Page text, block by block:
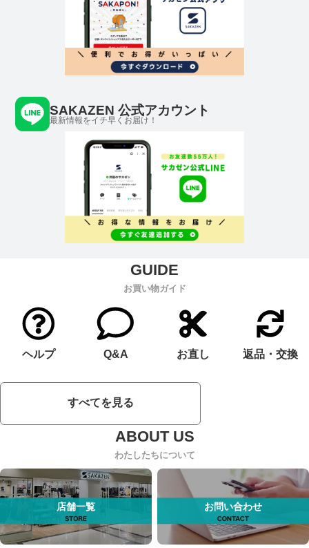
SAKAZEN 公式アカウント
最新情報をイチ早くお届け！
お買い物ガイド
ヘルプ Q&A お直し 返品・交換
すべてを見る
わたしたちについて
店舗一覧 お問い合わせ